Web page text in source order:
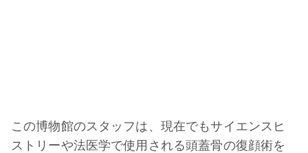
この博物館のスタッフは、現在でもサイエンスヒ
ストリーや法医学で使用される頭蓋骨の復顔術を